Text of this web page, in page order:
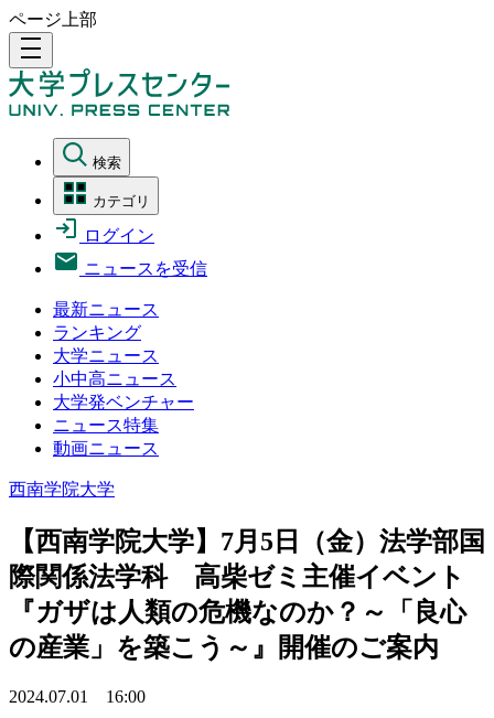
ページ上部
density_medium
検索
カテゴリ
ログイン
ニュースを受信
最新ニュース
ランキング
大学ニュース
小中高ニュース
大学発ベンチャー
ニュース特集
動画ニュース
西南学院大学
【西南学院大学】7月5日（金）法学部国
際関係法学科 高柴ゼミ主催イベント
『ガザは人類の危機なのか？～「良心
の産業」を築こう～』開催のご案内
2024.07.01 16:00